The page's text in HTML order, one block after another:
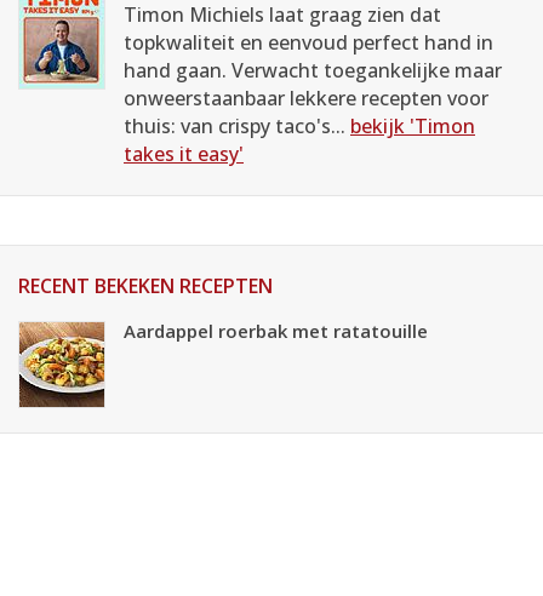
Timon Michiels laat graag zien dat
topkwaliteit en eenvoud perfect hand in
hand gaan. Verwacht toegankelijke maar
onweerstaanbaar lekkere recepten voor
thuis: van crispy taco's... bekijk 'Timon
takes it easy'
RECENT BEKEKEN RECEPTEN
Aardappel roerbak met ratatouille